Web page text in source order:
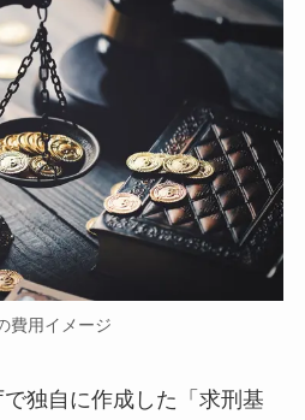
費用イメージ
独自に作成した「求刑基